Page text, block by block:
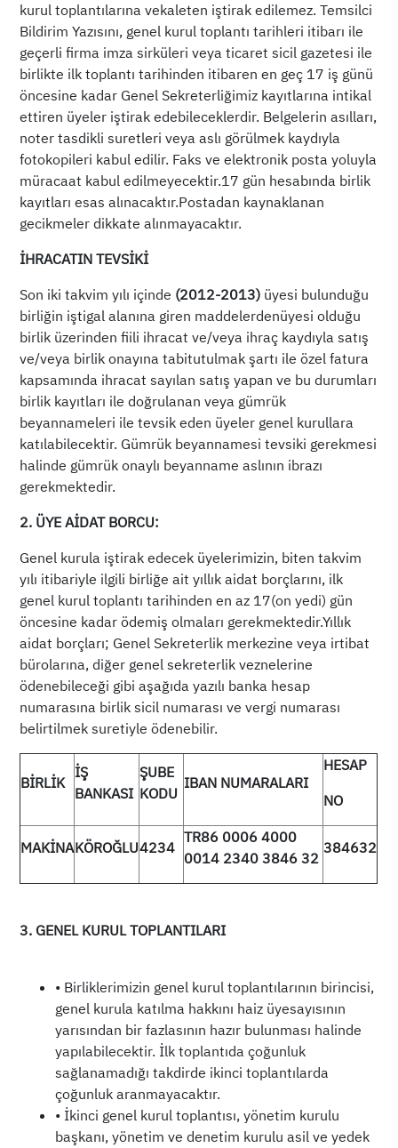
kurul toplantılarına vekaleten iştirak edilemez. Temsilci
Bildirim Yazısını, genel kurul toplantı tarihleri itibarı ile
geçerli firma imza sirküleri veya ticaret sicil gazetesi ile
birlikte ilk toplantı tarihinden itibaren en geç 17 iş günü
öncesine kadar Genel Sekreterliğimiz kayıtlarına intikal
ettiren üyeler iştirak edebileceklerdir. Belgelerin asılları,
noter tasdikli suretleri veya aslı görülmek kaydıyla
fotokopileri kabul edilir. Faks ve elektronik posta yoluyla
müracaat kabul edilmeyecektir.17 gün hesabında birlik
kayıtları esas alınacaktır.Postadan kaynaklanan
gecikmeler dikkate alınmayacaktır.
İHRACATIN TEVSİKİ
Son iki takvim yılı içinde (2012-2013) üyesi bulunduğu
birliğin iştigal alanına giren maddelerdenüyesi olduğu
birlik üzerinden fiili ihracat ve/veya ihraç kaydıyla satış
ve/veya birlik onayına tabitutulmak şartı ile özel fatura
kapsamında ihracat sayılan satış yapan ve bu durumları
birlik kayıtları ile doğrulanan veya gümrük
beyannameleri ile tevsik eden üyeler genel kurullara
katılabilecektir. Gümrük beyannamesi tevsiki gerekmesi
halinde gümrük onaylı beyanname aslının ibrazı
gerekmektedir.
2. ÜYE AİDAT BORCU:
Genel kurula iştirak edecek üyelerimizin, biten takvim
yılı itibariyle ilgili birliğe ait yıllık aidat borçlarını, ilk
genel kurul toplantı tarihinden en az 17(on yedi) gün
öncesine kadar ödemiş olmaları gerekmektedir.Yıllık
aidat borçları; Genel Sekreterlik merkezine veya irtibat
bürolarına, diğer genel sekreterlik veznelerine
ödenebileceği gibi aşağıda yazılı banka hesap
numarasına birlik sicil numarası ve vergi numarası
belirtilmek suretiyle ödenebilir.
BİRLİK
İŞ
BANKASI
ŞUBE
KODU
IBAN NUMARALARI
HESAP
NO
MAKİNAKÖROĞLU4234
TR86 0006 4000
0014 2340 3846 32
384632
3. GENEL KURUL TOPLANTILARI
• Birliklerimizin genel kurul toplantılarının birincisi,
genel kurula katılma hakkını haiz üyesayısının
yarısından bir fazlasının hazır bulunması halinde
yapılabilecektir. İlk toplantıda çoğunluk
sağlanamadığı takdirde ikinci toplantılarda
çoğunluk aranmayacaktır.
• İkinci genel kurul toplantısı, yönetim kurulu
başkanı, yönetim ve denetim kurulu asil ve yedek